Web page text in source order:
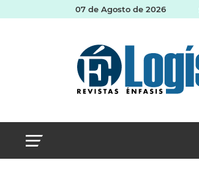
07 de Agosto de 2026